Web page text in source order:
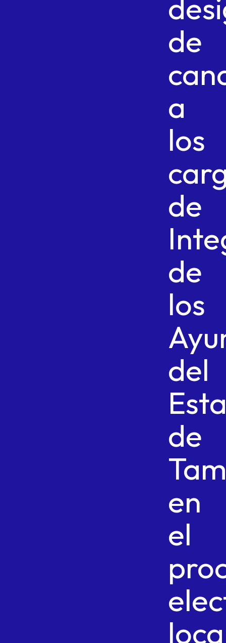
de
a
los
de
de
los
del
de
en
el